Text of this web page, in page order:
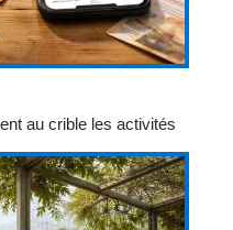
au crible les activités